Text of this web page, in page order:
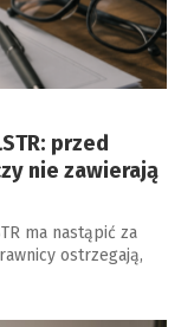
przed
nie zawierają
ma nastąpić za
ostrzegają,